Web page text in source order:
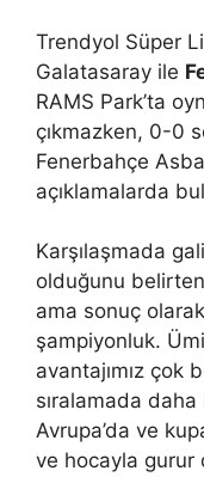
Trendyol Süper
Galatasaray ile
RAMS Park’ta
çıkmazken, 0-0
Fenerbahçe
açıklamalarda
Karşılaşmada
olduğunu belirten
ama sonuç
şampiyonluk.
avantajımız çok
sıralamada daha
Avrupa’da ve
ve hocayla gurur